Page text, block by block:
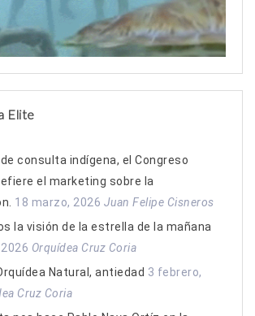
Elite
consulta indígena, el Congreso
el marketing sobre la
18 marzo, 2026 Juan Felipe Cisneros
la visión de la estrella de la mañana
Orquídea Cruz Coria
Natural, antiedad 3 febrero,
Cruz Coria